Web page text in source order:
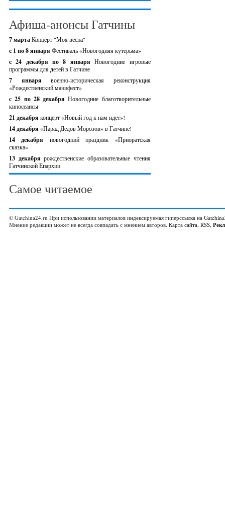
Афиша-анонсы Гатчины
7 мартаКонцерт "Моя весна"
с 1 по 8 января Фестиваль «Новогодняя кутерьма»
с 24 декабря по 8 январяНовогодние игровые
программы для детей в Гатчине
7 январявоенно-историческая реконструкция
«Рождественский манифест»
c 25 по 28 декабряНовогодние благотворительные
киносеансы
21 декабря концерт «Новый год к нам идет»!
14 декабря «Парад Дедов Морозов» в Гатчине!
14 декабря новогодний праздник «Приоратская
сказка»
13 декабрярождественские образовательные чтения
Гатчинской Епархии
Самое читаемое
© Gatchina24.ru При использовании материалов индексируемая гиперссылка на
Мнение редакции может не всегда совпадать с мнением авторов. Карта сайта, RSS,